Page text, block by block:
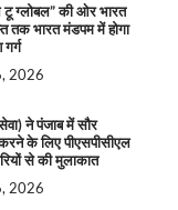
ग्लोबल” की ओर भारत
भारत मंडपम में होगा
2026
ने पंजाब में सौर
के लिए पीएसपीसीएल
से की मुलाकात
2026
2025
34-सी, चण्डीगढ़ में
2025